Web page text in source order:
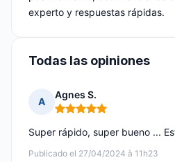
experto y respuestas rápidas.
Todas las opiniones
A
Agnes S.
Nota: 5 de 5
Publicado el 27/04/2024 à 11h23
Super rápido, super bueno ...